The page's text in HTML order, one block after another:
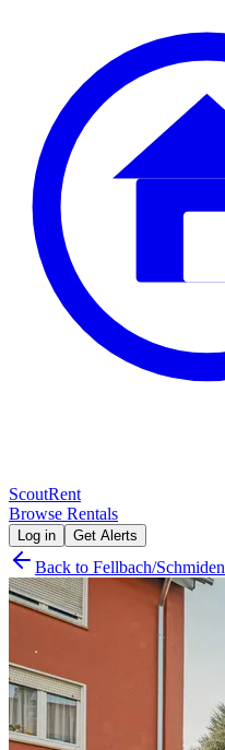
ScoutRent
Browse Rentals
Log in Get Alerts
Back to Fellbach/Schmiden